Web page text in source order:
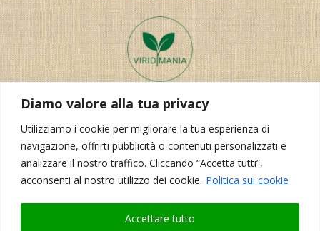
Diamo valore alla tua privacy
Utilizziamo i cookie per migliorare la tua esperienza di
navigazione, offrirti pubblicità o contenuti personalizzati e
analizzare il nostro traffico. Cliccando “Accetta tutti”,
acconsenti al nostro utilizzo dei cookie. Politica sui cookie
Accettare tutto
Realizzazione del sito:Korporal Webdesign